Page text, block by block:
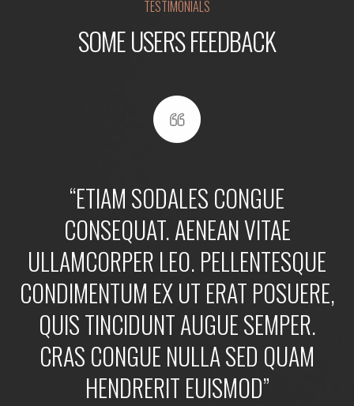
TESTIMONIALS
SOME USERS FEEDBACK
“ETIAM SODALES CONGUE
CONSEQUAT. AENEAN VITAE
ULLAMCORPER LEO. PELLENTESQUE
CONDIMENTUM EX UT ERAT POSUERE,
QUIS TINCIDUNT AUGUE SEMPER.
CRAS CONGUE NULLA SED QUAM
HENDRERIT EUISMOD”